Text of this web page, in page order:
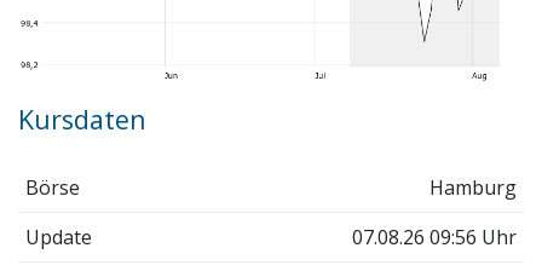
Kursdaten
Börse
Hamburg
Update
07.08.26 09:56 Uhr